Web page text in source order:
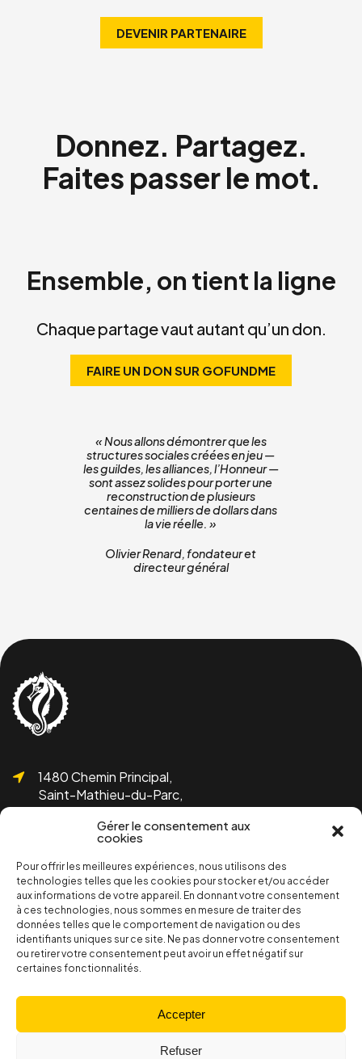
Gérer le consentement aux
cookies
Pour offrir les meilleures expériences, nous utilisons des
technologies telles que les cookies pour stocker et/ou accéder
aux informations de votre appareil. En donnant votre consentement
à ces technologies, nous sommes en mesure de traiter des
données telles que le comportement de navigation ou des
identifiants uniques sur ce site. Ne pas donner votre consentement
ou retirer votre consentement peut avoir un effet négatif sur
certaines fonctionnalités.
Accepter
Refuser
DEVENIR PARTENAIRE
Donnez. Partagez.
Faites passer le mot.
Ensemble, on tient la ligne
Chaque partage vaut autant qu’un don.
FAIRE UN DON SUR GOFUNDME
« Nous allons démontrer que les
structures sociales créées en jeu —
les guildes, les alliances, l’Honneur —
sont assez solides pour porter une
reconstruction de plusieurs
centaines de milliers de dollars dans
la vie réelle. »
Olivier Renard, fondateur et
directeur général
1480 Chemin Principal,
Saint-Mathieu-du-Parc,
QC G0X 1N0
1 819-532-1755
info@bicolline.org
Abonnez-vous à l'infolettre de Bicolline!
S'inscrire